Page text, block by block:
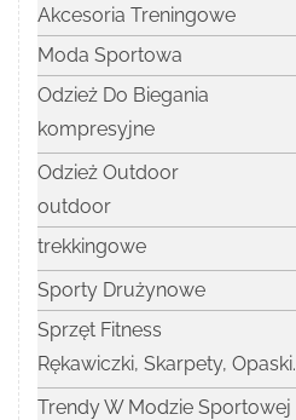
Akcesoria Treningowe
Moda Sportowa
Odzież Do Biegania
kompresyjne
Odzież Outdoor
outdoor
trekkingowe
Sporty Drużynowe
Sprzęt Fitness
Rękawiczki, Skarpety, Opaski.
Trendy W Modzie Sportowej